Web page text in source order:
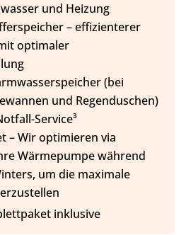
und Heizung
– effizienterer
optimaler
(bei
und Regenduschen)
Service³
– Wir optimieren via
Wärmepumpe während
um die maximale
inklusive